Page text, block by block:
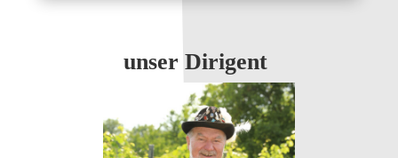
unser Dirigent